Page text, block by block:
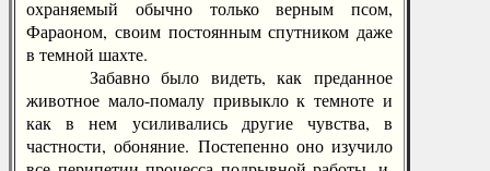
охраняемый обычно только верным псом,
Фараоном, своим постоянным спутником даже
в темной шахте.
Забавно было видеть, как преданное
животное мало-помалу привыкло к темноте и
как в нем усиливались другие чувства, в
частности, обоняние. Постепенно оно изучило